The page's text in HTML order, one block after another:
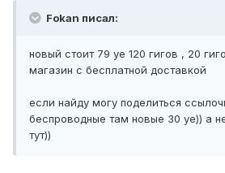
Fokan писал:
новый стоит 79 уе 120 гигов , 20
магазин с бесплатной доставкой
если найду могу поделиться
беспроводные там новые 30 уе)) а
тут))